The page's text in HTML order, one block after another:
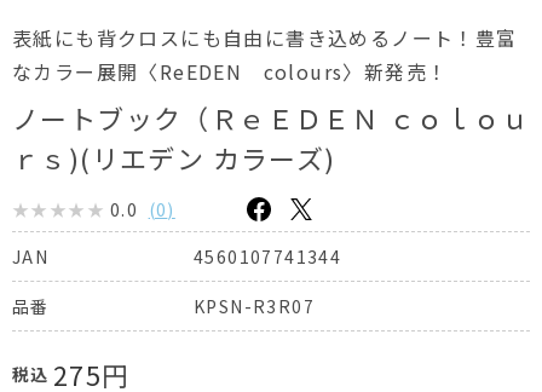
表紙にも背クロスにも自由に書き込めるノート！豊富
なカラー展開〈ReEDEN colours〉新発売！
ノートブック（ＲｅＥＤＥＮ ｃｏｌｏｕ
ｒｓ)(リエデン カラーズ)
0.0 (0)
JAN
4560107741344
品番 KPSN-R3R07
税込 275円